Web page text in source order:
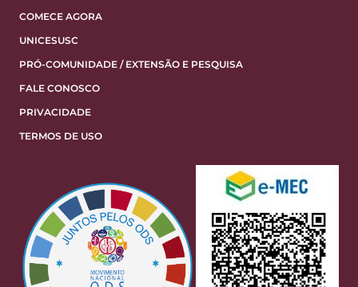
COMECE AGORA
UNICESUSC
PRÓ-COMUNIDADE / EXTENSÃO E PESQUISA
FALE CONOSCO
PRIVACIDADE
TERMOS DE USO